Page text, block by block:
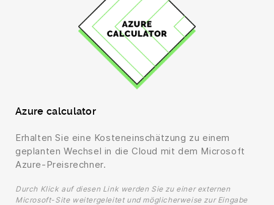
Azure calculator
Erhalten Sie eine Kosteneinschätzung zu einem
geplanten Wechsel in die Cloud mit dem Microsoft
Azure-Preisrechner.
Durch Klick auf diesen Link werden Sie zu einer externen
Microsoft-Site weitergeleitet und möglicherweise zur Eingabe